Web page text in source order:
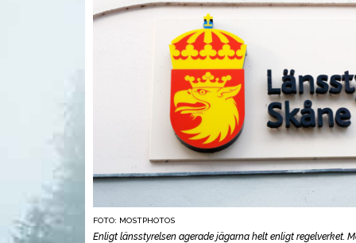
FOTO: MOSTPHOTOS
Enligt länsstyrelsen agerade jägarna helt enligt regelverket.